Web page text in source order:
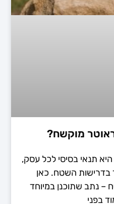
מוקשח?
תנאי בסיסי לכל עסק,
בדרישות השטח. כאן
– נתב שתוכנן במיוחד
בפני